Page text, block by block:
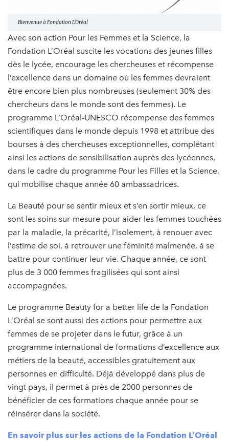
Bienvenue à Fondation L'Oréal
Avec son action Pour les Femmes et la Science, la
Fondation L’Oréal suscite les vocations des jeunes filles
dès le lycée, encourage les chercheuses et récompense
l’excellence dans un domaine où les femmes devraient
être encore bien plus nombreuses (seulement 30% des
chercheurs dans le monde sont des femmes). Le
programme L’Oréal-UNESCO récompense des femmes
scientifiques dans le monde depuis 1998 et attribue des
bourses à des chercheuses exceptionnelles, complétant
ainsi les actions de sensibilisation auprès des lycéennes,
dans le cadre du programme Pour les Filles et la Science,
qui mobilise chaque année 60 ambassadrices.
La Beauté pour se sentir mieux et s’en sortir mieux, ce
sont les soins sur-mesure pour aider les femmes touchées
par la maladie, la précarité, l’isolement, à renouer avec
l’estime de soi, à retrouver une féminité malmenée, à se
battre pour continuer leur vie. Chaque année, ce sont
plus de 3 000 femmes fragilisées qui sont ainsi
accompagnées.
Le programme Beauty for a better life de la Fondation
L’Oréal se sont aussi des actions pour permettre aux
femmes de se projeter dans le futur, grâce à un
programme international de formations d’excellence aux
métiers de la beauté, accessibles gratuitement aux
personnes en difficulté. Déjà développé dans plus de
vingt pays, il permet à près de 2000 personnes de
bénéficier de ces formations chaque année pour se
réinsérer dans la société.
En savoir plus sur les actions de la Fondation L’Oréal